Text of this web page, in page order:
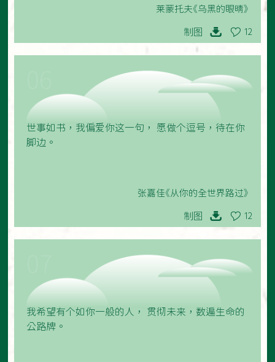
莱蒙托夫《乌黑的眼晴》
制图 12
世事如书，我偏爱你这一句， 愿做个逗号，待在你
脚边。
张嘉佳《从你的全世界路过》
制图 12
我希望有个如你一般的人， 贯彻未来，数遍生命的
公路牌。